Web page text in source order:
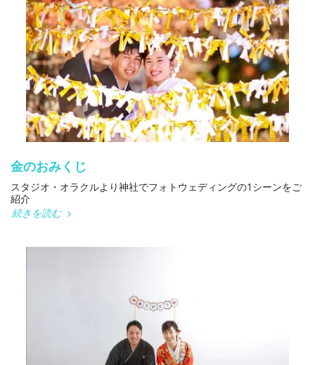
金のおみくじ
スタジオ・オラクルより神社でフォトウェディングの1シーンをご
紹介
続きを読む